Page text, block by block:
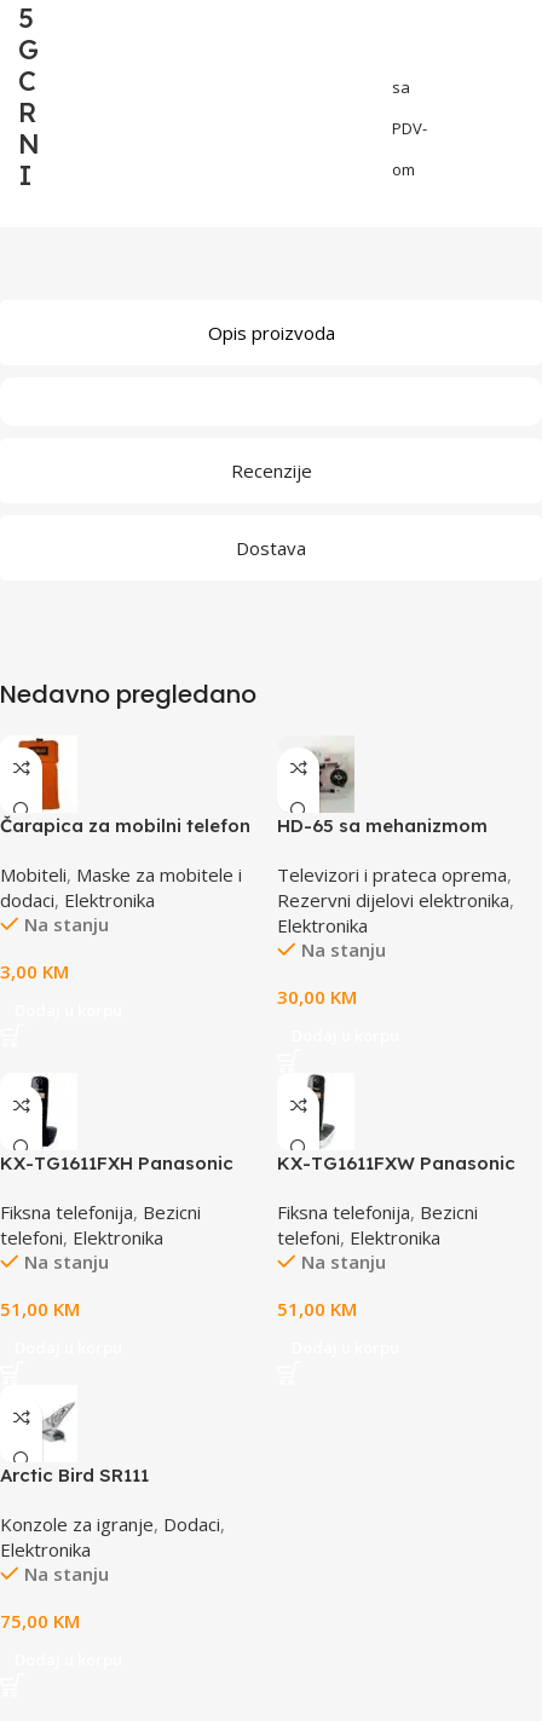
5
G
C
R
N
I
sa
PDV-
om
Opis proizvoda
Recenzije
Dostava
Nedavno pregledano
Čarapica za mobilni telefon
65x100mm
Mobiteli, Maske za mobitele i
dodaci, Elektronika
Na stanju
3,00 KM
HD-65 sa mehanizmom
AE-HD65M
Televizori i prateca oprema,
Rezervni dijelovi elektronika,
Elektronika
Na stanju
30,00 KM
KX-TG1611FXH Panasonic
Fiksna telefonija, Bezicni
telefoni, Elektronika
Na stanju
51,00 KM
KX-TG1611FXW Panasonic
Fiksna telefonija, Bezicni
telefoni, Elektronika
Na stanju
51,00 KM
Arctic Bird SR111
Konzole za igranje, Dodaci,
Elektronika
Na stanju
75,00 KM